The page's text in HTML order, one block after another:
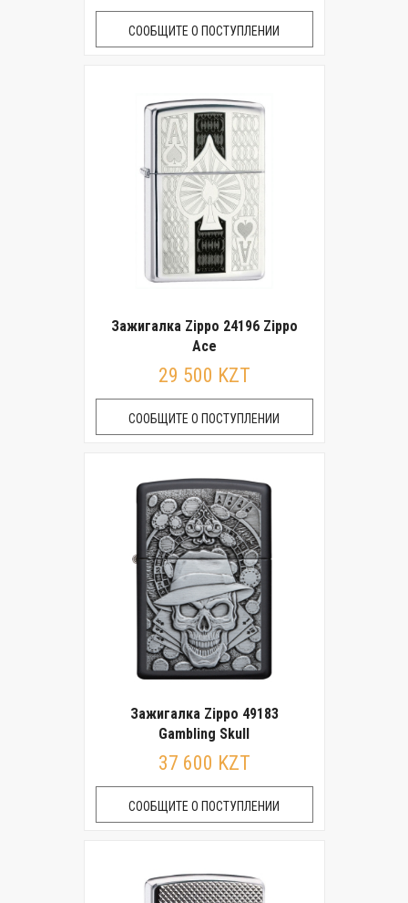
СООБЩИТЕ О ПОСТУПЛЕНИИ
Зажигалка Zippo 24196 Zippo
Ace
29 500 KZT
СООБЩИТЕ О ПОСТУПЛЕНИИ
Зажигалка Zippo 49183
Gambling Skull
37 600 KZT
СООБЩИТЕ О ПОСТУПЛЕНИИ